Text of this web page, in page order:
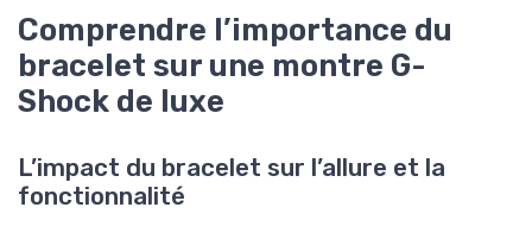
Comprendre l’importance du
bracelet sur une montre G-
Shock de luxe
L’impact du bracelet sur l’allure et la
fonctionnalité